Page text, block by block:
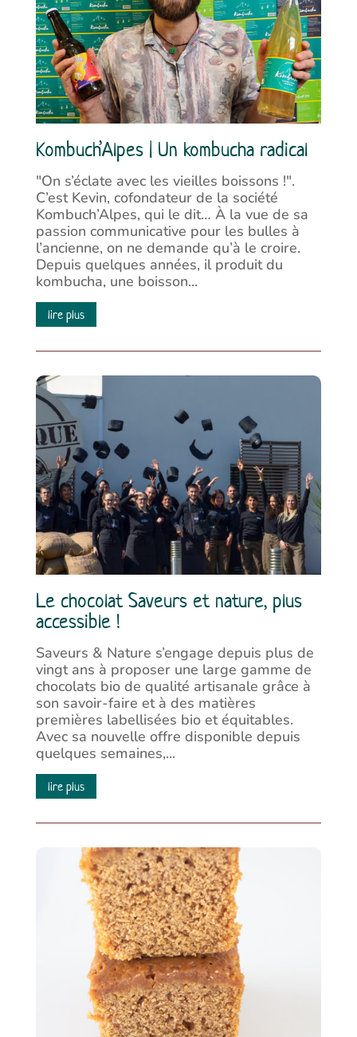
Kombuch’Alpes | Un kombucha radical
"On s’éclate avec les vieilles boissons !".
C’est Kevin, cofondateur de la société
Kombuch’Alpes, qui le dit… À la vue de sa
passion communicative pour les bulles à
l’ancienne, on ne demande qu’à le croire.
Depuis quelques années, il produit du
kombucha, une boisson...
lire plus
Le chocolat Saveurs et nature, plus
accessible !
Saveurs & Nature s’engage depuis plus de
vingt ans à proposer une large gamme de
chocolats bio de qualité artisanale grâce à
son savoir-faire et à des matières
premières labellisées bio et équitables.
Avec sa nouvelle offre disponible depuis
quelques semaines,...
lire plus